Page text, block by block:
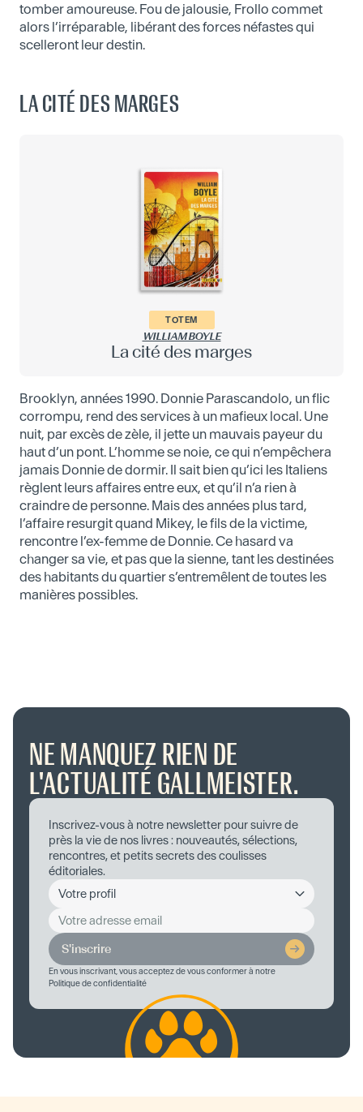
tomber amoureuse. Fou de jalousie, Frollo commet
alors l’irréparable, libérant des forces néfastes qui
scelleront leur destin.
LA CITÉ DES MARGES
TOTEM
WILLIAM BOYLE
La cité des marges
Brooklyn, années 1990. Donnie Parascandolo, un flic
corrompu, rend des services à un mafieux local. Une
nuit, par excès de zèle, il jette un mauvais payeur du
haut d’un pont. L’homme se noie, ce qui n’empêchera
jamais Donnie de dormir. Il sait bien qu’ici les Italiens
règlent leurs affaires entre eux, et qu’il n’a rien à
craindre de personne. Mais des années plus tard,
l’affaire resurgit quand Mikey, le fils de la victime,
rencontre l’ex-femme de Donnie. Ce hasard va
changer sa vie, et pas que la sienne, tant les destinées
des habitants du quartier s’entremêlent de toutes les
manières possibles.
NE MANQUEZ RIEN DE
L'ACTUALITÉ GALLMEISTER.
Inscrivez-vous à notre newsletter pour suivre de
près la vie de nos livres : nouveautés, sélections,
rencontres, et petits secrets des coulisses
éditoriales.
S'inscrire
En vous inscrivant, vous acceptez de vous conformer à notre
Politique de confidentialité